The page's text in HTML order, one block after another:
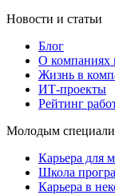
Новости и статьи
Блог
О компаниях
Жизнь в
ИТ-проекты
Рейтинг
Молодым
Карьера для
Школа
Карьера в